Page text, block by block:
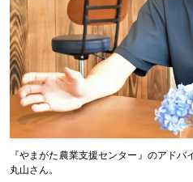
『やまがた農業支援センター』のアド
丸山さん。